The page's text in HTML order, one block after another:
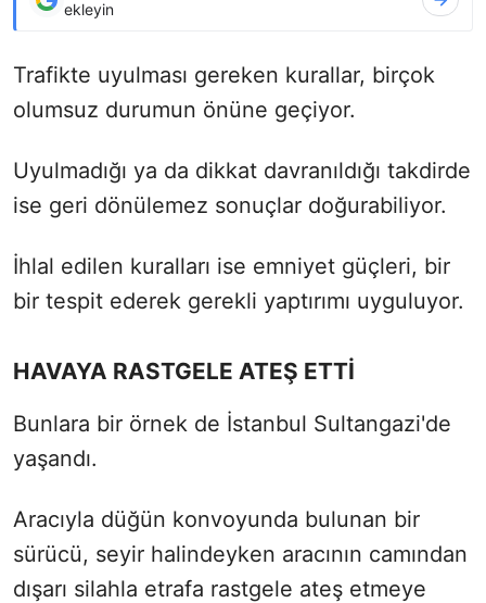
ekleyin
Trafikte uyulması gereken kurallar, birçok
olumsuz durumun önüne geçiyor.
Uyulmadığı ya da dikkat davranıldığı takdirde
ise geri dönülemez sonuçlar doğurabiliyor.
İhlal edilen kuralları ise emniyet güçleri, bir
bir tespit ederek gerekli yaptırımı uyguluyor.
HAVAYA RASTGELE ATEŞ ETTİ
Bunlara bir örnek de İstanbul Sultangazi'de
yaşandı.
Aracıyla düğün konvoyunda bulunan bir
sürücü, seyir halindeyken aracının camından
dışarı silahla etrafa rastgele ateş etmeye